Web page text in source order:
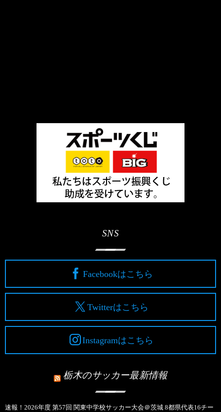
SNS
Facebookはこちら
Twitterはこちら
Instagramはこちら
栃木のサッカー最新情報
速報！2026年度 第57回 関東中学校サッカー大会＠茨城 8都県代表16チー